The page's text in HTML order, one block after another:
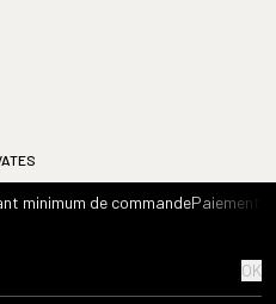
minimum de commandePaiement
OK